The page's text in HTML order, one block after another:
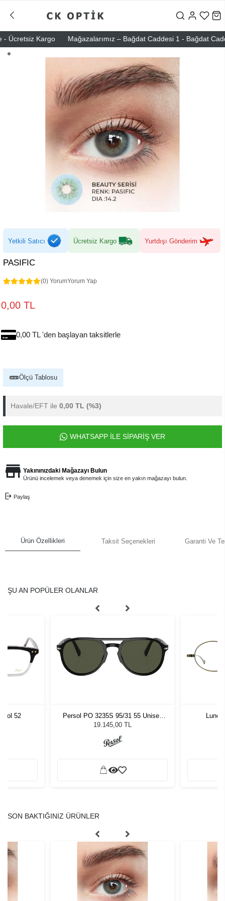
Kargo Mağazalarımız – Bağdat Caddesi 1 - Bağdat
Yetkili Satıcı Ücretsiz Kargo Yurtdışı Gönderim
PASIFIC
(0) YorumYorum Yap
0,00 TL
0,00 TL 'den başlayan taksitlerle
Ölçü Tablosu
Havale/EFT ile 0,00 TL (%3)
WHATSAPP İLE SİPARİŞ VER
Yakınınızdaki Mağazayı Bulun
Ürünü incelemek veya denemek için size en yakın mağazayı bulun.
Paylaş
Ürün Özellikleri Taksit Seçenekleri Garanti Ve
ŞU AN POPÜLER OLANLAR
Col 52
Persol PO 3235S 95/31 55 Unisex
Güneş Gözlüğü
19.145,00 TL
Lunor
SON BAKTIĞINIZ ÜRÜNLER